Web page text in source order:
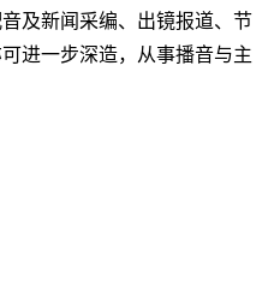
及新闻采编、出镜报道、节
进一步深造，从事播音与主